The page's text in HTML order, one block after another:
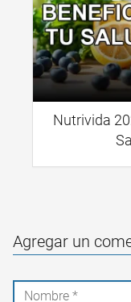
Nutrivida
Agregar un